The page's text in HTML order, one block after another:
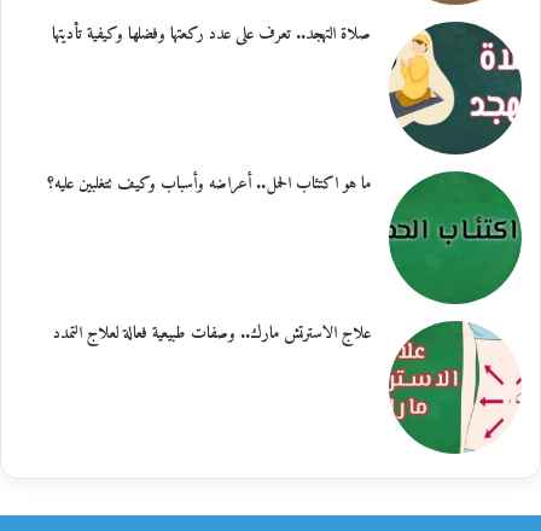
صلاة التهجد.. تعرف على عدد ركعتها وفضلها وكيفية تأديتها
ما هو اكتئاب الحمل.. أعراضه وأسباب وكيف تتغلبين عليه؟
علاج الاسترتش مارك.. وصفات طبيعية فعالة لعلاج التمدد